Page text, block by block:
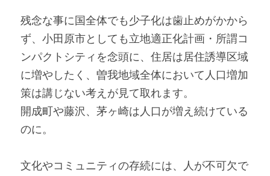
残念な事に国全体でも少子化は歯止めがかから
ず、小田原市としても立地適正化計画・所謂コ
ンパクトシティを念頭に、住居は居住誘導区域
に増やしたく、曽我地域全体において人口増加
策は講じない考えが見て取れます。
開成町や藤沢、茅ヶ崎は人口が増え続けている
のに。
文化やコミュニティの存続には、人が不可欠で